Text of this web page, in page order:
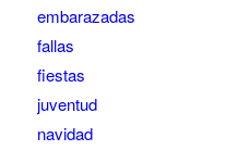
embarazadas
fallas
fiestas
juventud
navidad